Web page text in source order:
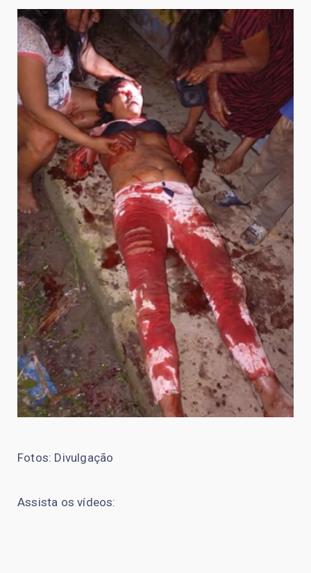
Fotos: Divulgação
Assista os vídeos: